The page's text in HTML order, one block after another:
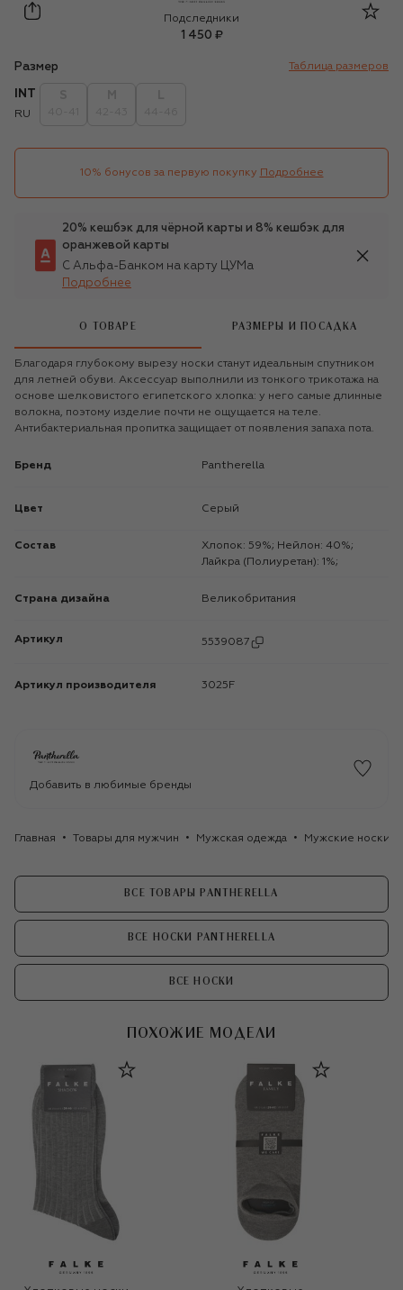
Pantherella
Подследники
1 450 ₽
Размер Таблица размеров
INT
RU
10% бонусов за первую покупку Подробнее
20% кешбэк для чёрной карты и 8% кешбэк для
оранжевой карты
С Альфа-Банком на карту ЦУМа
Подробнее
О ТОВАРЕ РАЗМЕРЫ И ПОСАДКА
Благодаря глубокому вырезу носки станут идеальным спутником
для летней обуви. Аксессуар выполнили из тонкого трикотажа на
основе шелковистого египетского хлопка: у него самые длинные
волокна, поэтому изделие почти не ощущается на теле.
Антибактериальная пропитка защищает от появления запаха пота.
Бренд Pantherella
Цвет Серый
Состав
Хлопок: 59%; Нейлон: 40%;
Лайкра (Полиуретан): 1%;
Страна дизайна Великобритания
Артикул 5539087
Артикул производителя 3025F
Добавить в любимые бренды
Главная Товары для мужчин Мужская одежда Мужские носки
ВСЕ ТОВАРЫ PANTHERELLA
ВСЕ НОСКИ PANTHERELLA
ВСЕ НОСКИ
ПОХОЖИЕ МОДЕЛИ